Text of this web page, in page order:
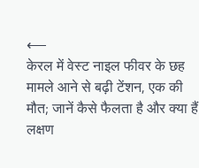
Post
navigation
⟵
केरल में वेस्ट नाइल फीवर के छह
मामले आने से बढ़ी टेंशन, एक की
मौत; जानें कैसे फैलता है और क्या हैं
लक्षण